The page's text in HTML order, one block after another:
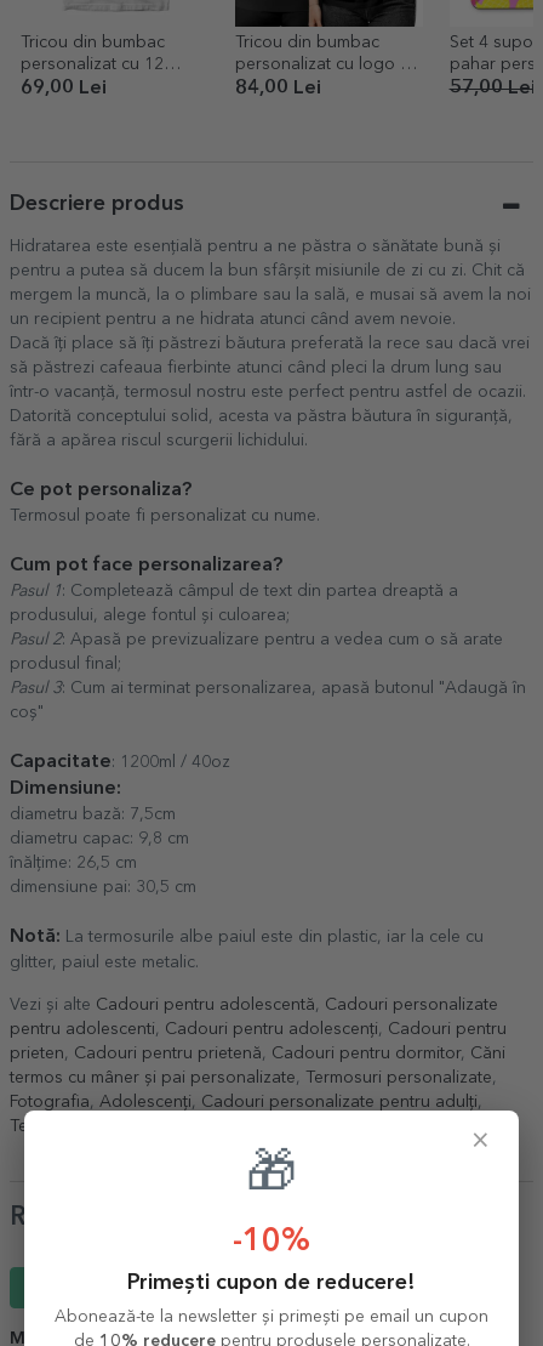
Tricou din bumbac
personalizat cu 12
poze și mesaj - 20 de
69,00 Lei
Tricou din bumbac
personalizat cu logo pe
față și text pe spate
84,00 Lei
Set 4
pahar
text -
57,00 Lei
Descriere produs
Hidratarea este esențială pentru a ne păstra o sănătate bună și
pentru a putea să ducem la bun sfârșit misiunile de zi cu zi. Chit că
mergem la muncă, la o plimbare sau la sală, e musai să avem la noi
un recipient pentru a ne hidrata atunci când avem nevoie.
Dacă îți place să îți păstrezi băutura preferată la rece sau dacă vrei
să păstrezi cafeaua fierbinte atunci când pleci la drum lung sau
într-o vacanță, termosul nostru este perfect pentru astfel de ocazii.
Datorită conceptului solid, acesta va păstra băutura în siguranță,
fără a apărea riscul scurgerii lichidului.
Ce pot personaliza?
Termosul poate fi personalizat cu nume.
Cum pot face personalizarea?
Pasul 1: Completează câmpul de text din partea dreaptă a
produsului, alege fontul și culoarea;
Pasul 2: Apasă pe previzualizare pentru a vedea cum o să arate
produsul final;
Pasul 3: Cum ai terminat personalizarea, apasă butonul "Adaugă în
coș"
Capacitate: 1200ml / 40oz
Dimensiune:
diametru bază: 7,5cm
diametru capac: 9,8 cm
înălțime: 26,5 cm
dimensiune pai: 30,5 cm
Notă: La termosurile albe paiul este din plastic, iar la cele cu
glitter, paiul este metalic.
Vezi și alte Cadouri pentru adolescentă
Cadouri personalizate
pentru adolescenti
Cadouri pentru adolescenți
Cadouri pentru
prieten
Cadouri pentru prietenă Cadouri pentru dormitor, Căni
termos cu mâner și pai personalizate
Termosuri personalizate
Fotografia
Adolescenți Cadouri personalizate pentru adulți
Termosuri cu glitter personalizate
Review-uri
Scrie un review
MC 02 Iunie 2026
×
🎁
-10%
Primești cupon de reducere!
Abonează-te la newsletter și primești pe email un cupon
de 10% reducerepentru produsele personalizate.